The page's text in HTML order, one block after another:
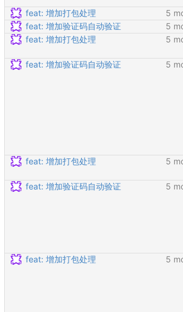
feat: 增加打包处理
feat: 增加验证码自动验证
feat: 增加打包处理
feat: 增加验证码自动验证
feat: 增加打包处理
feat: 增加验证码自动验证
feat: 增加打包处理